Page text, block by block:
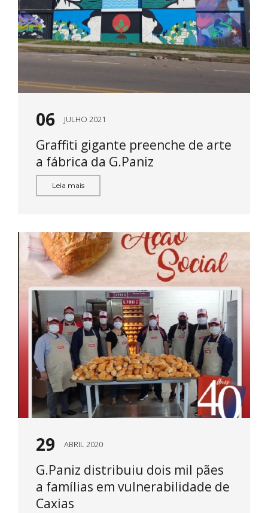
06 JULHO 2021
Graffiti gigante preenche de arte
a fábrica da G.Paniz
Leia mais
29 ABRIL 2020
G.Paniz distribuiu dois mil pães
a famílias em vulnerabilidade de
Caxias